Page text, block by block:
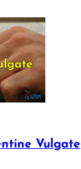
Vulgate